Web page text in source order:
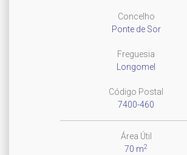
Concelho
Ponte de Sor
Freguesia
Longomel
Código Postal
7400-460
Área Útil
70 m2